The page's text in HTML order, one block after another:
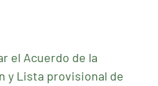
el Acuerdo de la
y Lista provisional de